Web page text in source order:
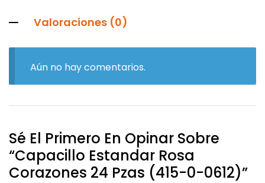
Valoraciones (0)
Aún no hay comentarios.
Sé El Primero En Opinar Sobre
“Capacillo Estandar Rosa
Corazones 24 Pzas (415-0-0612)”